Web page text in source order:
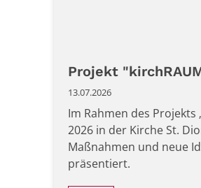
Projekt
13.07.2026
Im Rahmen des
2026 in der Kirche St.
Maßnahmen und neue
präsentiert.